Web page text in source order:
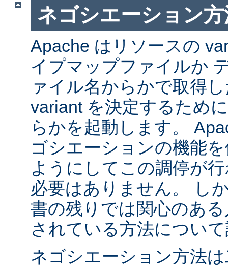
ネゴシエーション方
Apache はリソースの
イプマップファイルか
ァイル名からかで取得
variant を決定するため
らかを起動します。
ゴシエーションの機能
ようにしてこの調停が
必要はありません。 し
書の残りでは関心のあ
されている方法につい
ネゴシエーション方法